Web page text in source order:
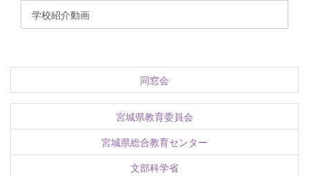
学校紹介動画
同窓会
宮城県教育委員会
宮城県総合教育センター
文部科学省